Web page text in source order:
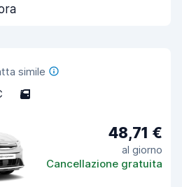
simile
5
48,71 €
al giorno
Cancellazione gratuita